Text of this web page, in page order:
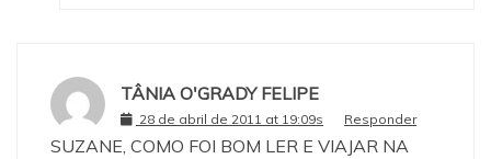
TÂNIA O'GRADY FELIPE
28 de abril de 2011 at 19:09s Responder
SUZANE, COMO FOI BOM LER E VIAJAR NA